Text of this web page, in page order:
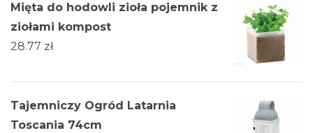
Mięta do hodowli zioła pojemnik z
ziołami kompost
28.77 zł
Tajemniczy Ogród Latarnia
Toscania 74cm